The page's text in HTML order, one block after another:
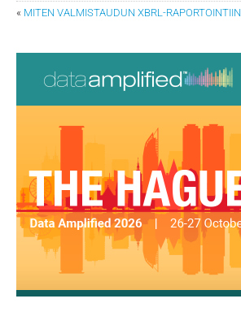
« MITEN VALMISTAUDUN XBRL-RAPORTOINTIIN